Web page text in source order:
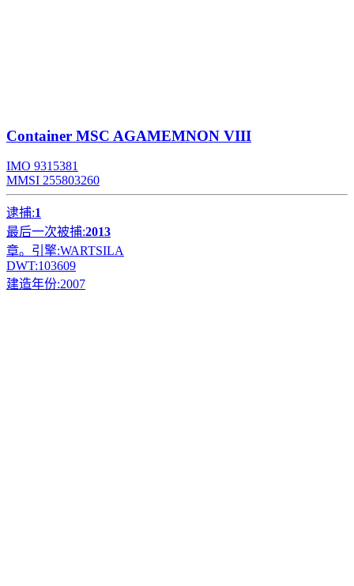
Container MSC AGAMEMNON VIII
IMO 9315381
MMSI 255803260
逮捕:1
最后一次被捕:2013
章。引擎:WARTSILA
DWT:103609
建造年份:2007